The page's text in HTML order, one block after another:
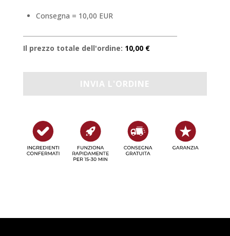
Consegna = 10,00 EUR
Il prezzo totale dell'ordine: 10,00 €